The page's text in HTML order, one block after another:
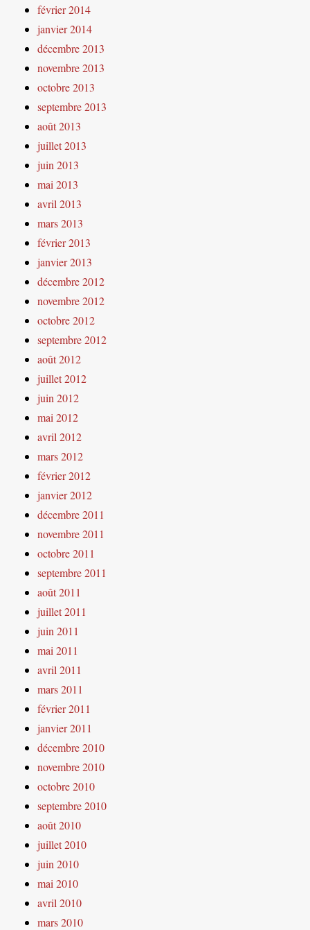
février 2014
janvier 2014
décembre 2013
novembre 2013
octobre 2013
septembre 2013
août 2013
juillet 2013
juin 2013
mai 2013
avril 2013
mars 2013
février 2013
janvier 2013
décembre 2012
novembre 2012
octobre 2012
septembre 2012
août 2012
juillet 2012
juin 2012
mai 2012
avril 2012
mars 2012
février 2012
janvier 2012
décembre 2011
novembre 2011
octobre 2011
septembre 2011
août 2011
juillet 2011
juin 2011
mai 2011
avril 2011
mars 2011
février 2011
janvier 2011
décembre 2010
novembre 2010
octobre 2010
septembre 2010
août 2010
juillet 2010
juin 2010
mai 2010
avril 2010
mars 2010